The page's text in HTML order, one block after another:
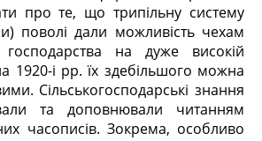
про те, що трипільну систему
поволі дали можливість чехам
господарства на дуже високій
1920-і рр. їх здебільшого можна
Сільськогосподарські знання
та доповнювали читанням
часописів. Зокрема, особливо